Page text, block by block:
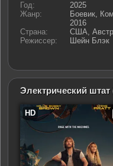
Год:
2025
Жанр:
Боевик,
2016
Страна:
США,
Режиссер:
Шейн Блэк
Электрический штат